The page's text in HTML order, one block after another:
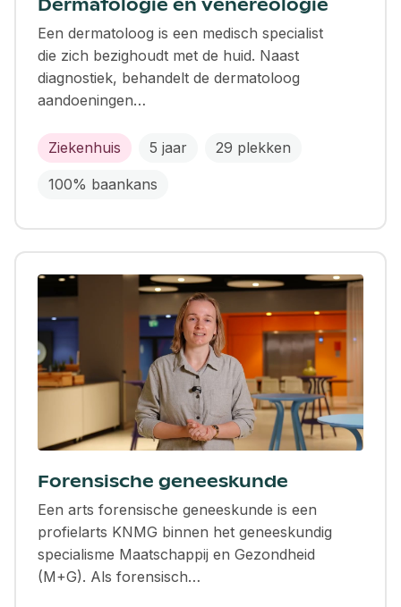
Dermatologie en venereologie
Een dermatoloog is een medisch specialist
die zich bezighoudt met de huid. Naast
diagnostiek, behandelt de dermatoloog
aandoeningen…
Ziekenhuis 5 jaar 29 plekken
100% baankans
Forensische geneeskunde
Een arts forensische geneeskunde is een
profielarts KNMG binnen het geneeskundig
specialisme Maatschappij en Gezondheid
(M+G). Als forensisch…